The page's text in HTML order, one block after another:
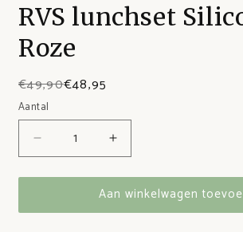
RVS lunchset
Roze
€49,90€48,95
Aantal
Aantal
verlagen
voor
lunchset
Aantal
verhogen
voor
RVS
lunchset
Aan winkelwagen